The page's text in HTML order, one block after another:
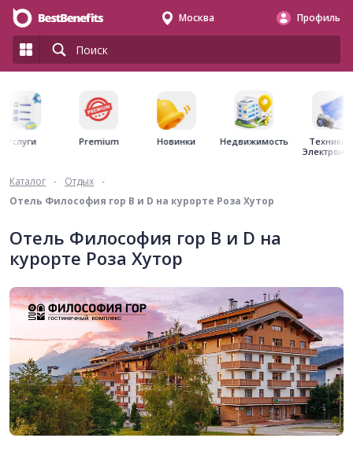
Москва Профиль
Услуги Premium Новинки Недвижимость
Техника
Каталог - Отдых -
Отель Философия гор B и D на курорте Роза Хутор
Отель Философия гор B и D на
курорте Роза Хутор